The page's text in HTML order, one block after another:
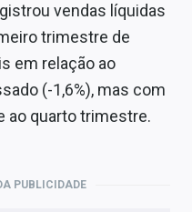
vendas líquidas
trimestre de
em relação ao
(-1,6%), mas com
ao quarto trimestre.
PUBLICIDADE